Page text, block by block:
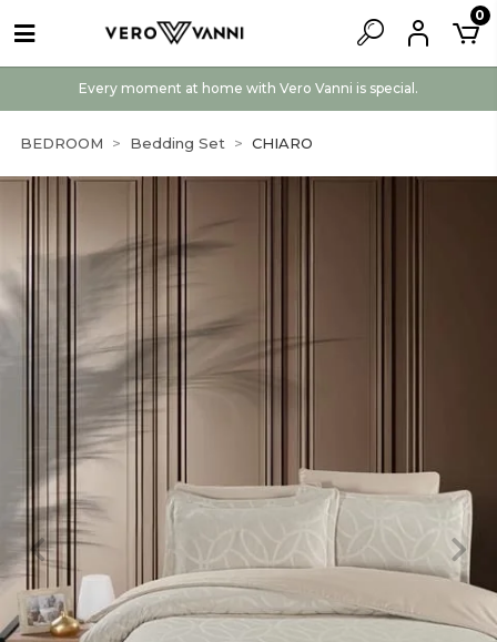
Every moment at home with Vero Vanni is special.
0
BEDROOM Bedding Set CHIARO